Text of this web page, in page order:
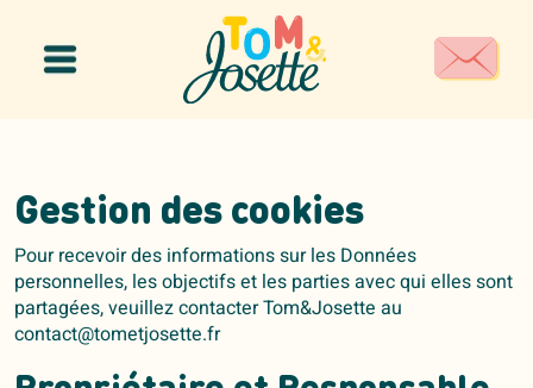
Gestion des cookies
Pour recevoir des informations sur les Données
personnelles, les objectifs et les parties avec qui elles sont
partagées, veuillez contacter Tom&Josette au
contact@tometjosette.fr
Panneau de gestion des cookies